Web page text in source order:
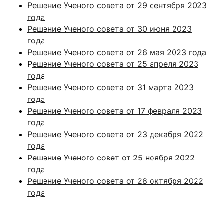
Решение Ученого совета от 29 сентября 2023
года
Решение Ученого совета от 30 июня 2023
года
Решение Ученого совета от 26 мая 2023 года
Решение Ученого совета от 25 апреля 2023
года
Решение Ученого совета от 31 марта 2023
года
Решение Ученого совета от 17 февраля 2023
года
Решение Ученого совета от 23 декабря 2022
года
Решение Ученого совет от 25 ноября 2022
года
Решение Ученого совета от 28 октября 2022
года